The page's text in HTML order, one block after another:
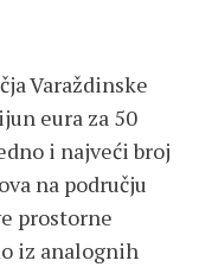
Varaždinske
eura za 50
i najveći broj
na području
prostorne
iz analognih